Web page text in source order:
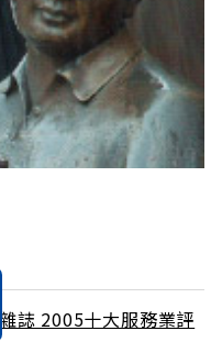
誌 2005十大服務業評